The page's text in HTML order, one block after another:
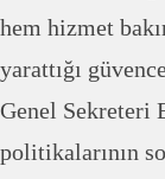
hem hizmet
yarattığı
Genel Sekreteri
politikalarının